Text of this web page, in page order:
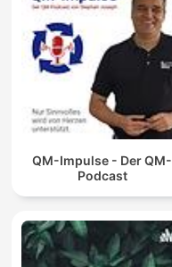
QM-Impulse - Der QM-
Podcast